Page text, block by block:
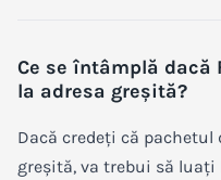
Ce se întâmplă dacă
la adresa greșită?
Dacă credeți că pachetul
greșită, va trebui să luați